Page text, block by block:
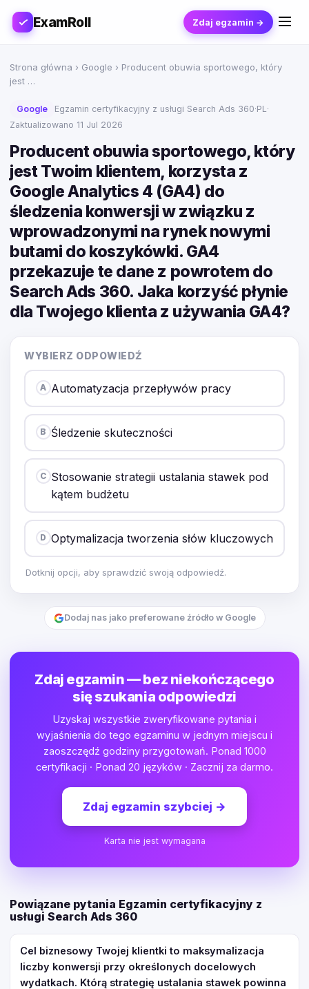
ExamRoll Zdaj egzamin →
Strona główna › Google › Producent obuwia sportowego, który
jest …
Google Egzamin certyfikacyjny z usługi Search Ads 360·PL·
Zaktualizowano 11 Jul 2026
Producent obuwia sportowego, który
jest Twoim klientem, korzysta z
Google Analytics 4 (GA4) do
śledzenia konwersji w związku z
wprowadzonymi na rynek nowymi
butami do koszykówki. GA4
przekazuje te dane z powrotem do
Search Ads 360. Jaka korzyść płynie
dla Twojego klienta z używania GA4?
WYBIERZ ODPOWIEDŹ
A Automatyzacja przepływów pracy
B Śledzenie skuteczności
C Stosowanie strategii ustalania stawek pod
kątem budżetu
D Optymalizacja tworzenia słów kluczowych
Dotknij opcji, aby sprawdzić swoją odpowiedź.
Dodaj nas jako preferowane źródło w Google
Zdaj egzamin — bez niekończącego
się szukania odpowiedzi
Uzyskaj wszystkie zweryfikowane pytania i
wyjaśnienia do tego egzaminu w jednym miejscu i
zaoszczędź godziny przygotowań. Ponad 1000
certyfikacji · Ponad 20 języków · Zacznij za darmo.
Zdaj egzamin szybciej →
Karta nie jest wymagana
Powiązane pytania Egzamin certyfikacyjny z
usługi Search Ads 360
Cel biznesowy Twojej klientki to maksymalizacja
liczby konwersji przy określonych docelowych
wydatkach. Którą strategię ustalania stawek powinna